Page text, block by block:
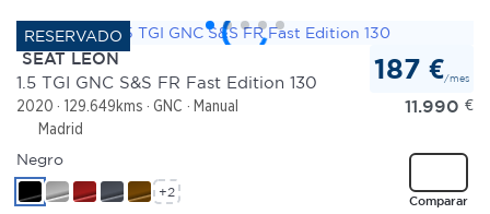
SEAT LEON
1.5 TGI GNC S&S FR Fast Edition 130
2020 129.649kms GNC
Manual
Madrid
187 €/mes
11.990 €
Comparar
Negro
+2